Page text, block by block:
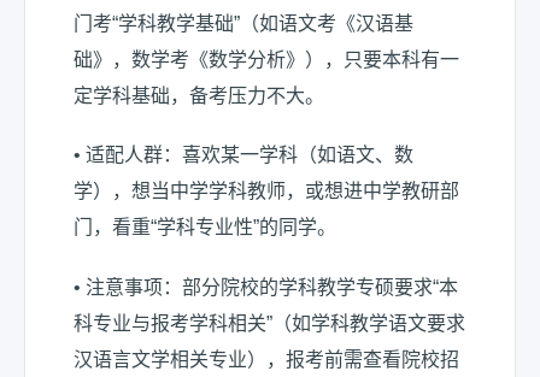
门考“学科教学基础”（如语文考《汉语基
础》，数学考《数学分析》），只要本科有一
定学科基础，备考压力不大。
• 适配人群：喜欢某一学科（如语文、数
学），想当中学学科教师，或想进中学教研部
门，看重“学科专业性”的同学。
• 注意事项：部分院校的学科教学专硕要求“本
科专业与报考学科相关”（如学科教学语文要求
汉语言文学相关专业），报考前需查看院校招